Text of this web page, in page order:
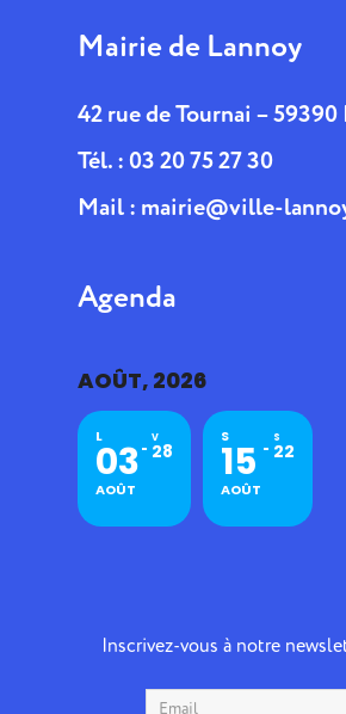
Mairie de Lannoy
42 rue de Tournai –
Tél. : 03 20 75 27 30
Mail : mairie@ville-
Agenda
AOÛT, 2026
L
03
AOÛT
V
28
S
15
AOÛT
S
22
Inscrivez-vous à notre